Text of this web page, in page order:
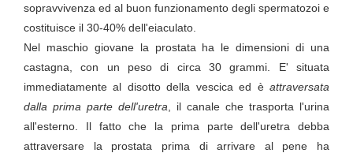
sopravvivenza ed al buon funzionamento degli spermatozoi e
costituisce il 30-40% dell'eiaculato.
Nel maschio giovane la prostata ha le dimensioni di una
castagna, con un peso di circa 30 grammi. E' situata
immediatamente al disotto della vescica ed èattraversata
dalla prima parte dell'uretra , il canale che trasporta l'urina
all'esterno . Il fatto che la prima parte dell'uretra debba
attraversare la prostata prima di arrivare al pene ha